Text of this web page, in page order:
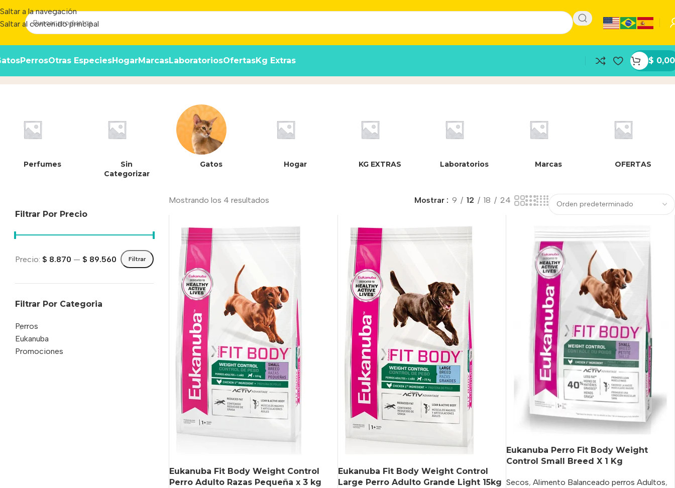
Saltar a la navegación
Saltar al contenido principal
PerrosOtras EspeciesHogarMarcasLaboratoriosOfertasKg Extras $ 0,00
Perfumes
Sin
Categorizar
Gatos Hogar KG EXTRAS Laboratorios Marcas OFERTAS
Filtrar Por Precio
Filtrar
Precio: $ 8.870 — $ 89.560
Filtrar Por Categoria
Perros
Eukanuba
Promociones
Mostrando los 4 resultados Mostrar 9 12 18 24
Eukanuba Fit Body Weight Control
Perro Adulto Razas Pequeña x 3 kg
Eukanuba Fit Body Weight Control
Large Perro Adulto Grande Light 15kg
Eukanuba Perro Fit Body Weight
Control Small Breed X 1 Kg
Secos, Alimento Balanceado perros Adultos,